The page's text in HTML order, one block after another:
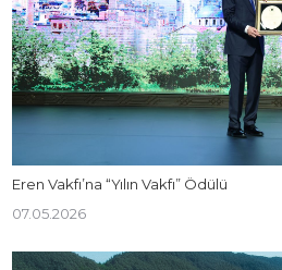
Eren Vakfı’na “Yılın Vakfı” Ödülü
07.05.2026